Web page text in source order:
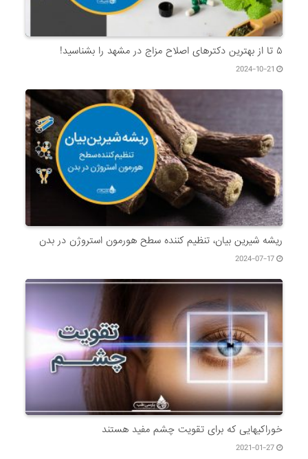
۵ تا از بهترین دکتر‌های اصلاح مزاج در مشهد را بشناسید!
2024-10-21
ریشه شیرین بیان، تنظیم کننده سطح هورمون استروژن در بدن
2024-07-17
خوراکیهایی که برای تقویت چشم مفید هستند
2021-01-27